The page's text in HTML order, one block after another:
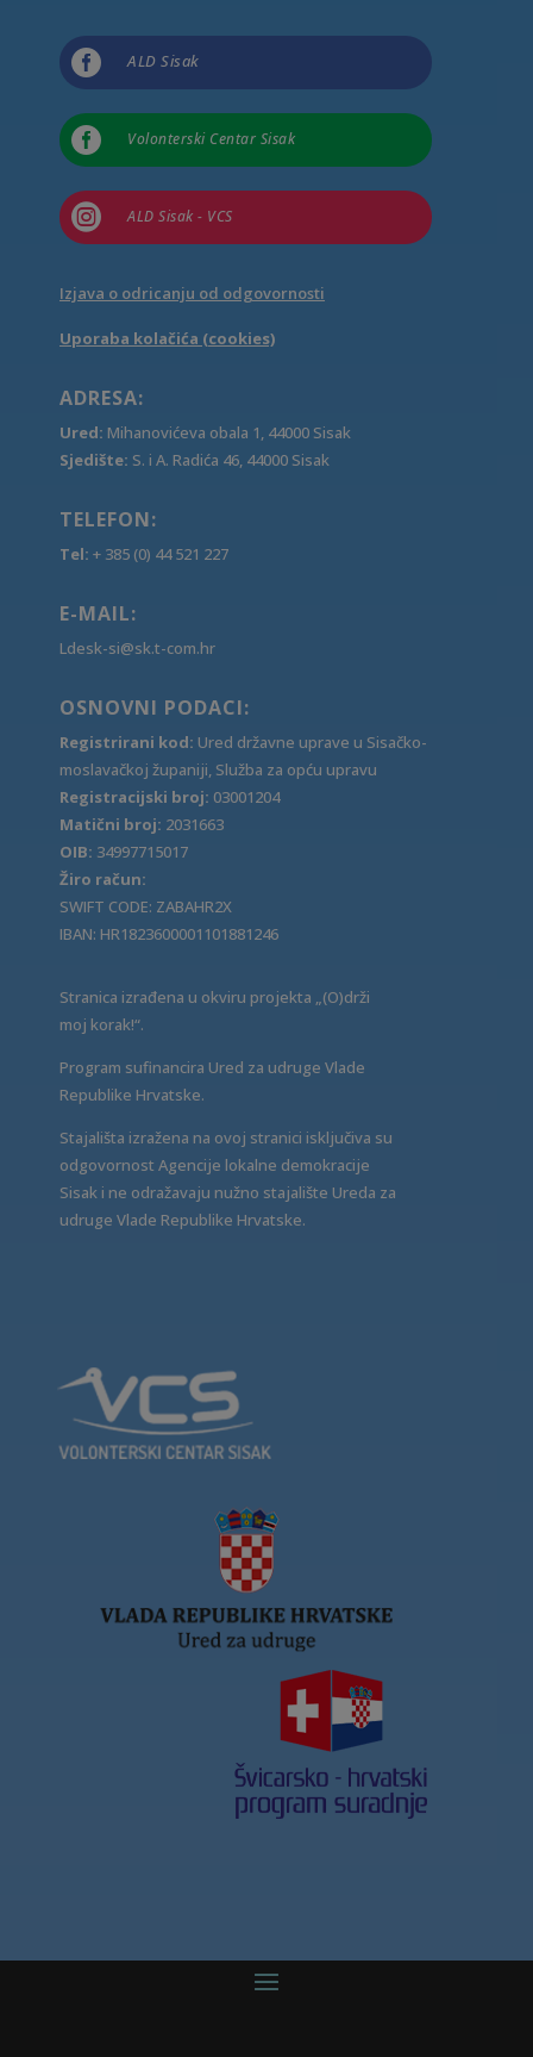
 ALD Sisak
 Volonterski Centar Sisak
 ALD Sisak - VCS
Izjava o odricanju od odgovornosti
Uporaba kolačića (cookies)
ADRESA:
Ured: Mihanovićeva obala 1, 44000 Sisak
Sjedište: S. i A. Radića 46, 44000 Sisak
TELEFON:
Tel: + 385 (0) 44 521 227
E-MAIL:
Ldesk-si@sk.t-com.hr
OSNOVNI PODACI:
Registrirani kod: Ured državne uprave u Sisačko-
moslavačkoj županiji, Služba za opću upravu
Registracijski broj: 03001204
Matični broj: 2031663
OIB: 34997715017
Žiro račun:
SWIFT CODE: ZABAHR2X
IBAN: HR1823600001101881246
Stranica izrađena u okviru projekta „(O)drži
moj korak!“.
Program sufinancira Ured za udruge Vlade
Republike Hrvatske.
Stajališta izražena na ovoj stranici isključiva su
odgovornost Agencije lokalne demokracije
Sisak i ne odražavaju nužno stajalište Ureda za
udruge Vlade Republike Hrvatske.